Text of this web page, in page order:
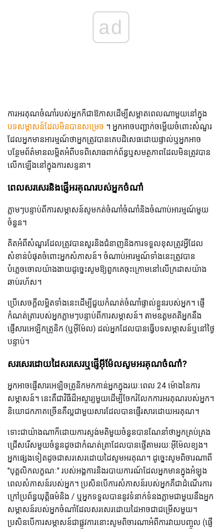
ad
ការអរគុណចំណាំរបស់អ្នកក៏ជាឱកាសដើម្បីសម្អាតពេលណាមួយនៅក្នុង
បទសម្ភាសន៍ដែលមិនបានសម្រេច ។ អ្នកអាចបញ្ជាក់ចម្លើយចំពោះសំណួរ
ដែលអ្នកមានអារម្មណ៍ថាអ្នកត្រូវបានគេបដិសេធដោយផ្ទាល់ឬអ្នកអាច
បន្ថែមព័ត៌មានលម្អិតអំពីបទពិសោធពាក់ព័ន្ធឬសមត្ថភាពដែលមិនត្រូវបាន
លើកឡើងនៅក្នុងការសន្ទនា។
ពេលសរសេរនិងផ្ញើអរគុណរបស់អ្នកចំណាំ
ភ្លាមៗបន្ទាប់ពីការសម្ភាសន៍សូមកត់ចំណាំចំណាំនិងចំណាប់អារម្មណ៍មួយ
ចំនួន។
គិតអំពីសំណួរដែលត្រូវបានសួរនិងជំនាញនិងការទទួលខុសត្រូវអ្វីដែល
សំខាន់បំផុតចំពោះអ្នកសំភាសន៍។ ចំណាប់អារម្មណ៍ទាំងនេះត្រូវបាន
បំភ្លេចចោលយ៉ាងងាយដូច្នេះសូមឱ្យពួកគេចុះក្រោមនៅលើក្រដាសយ៉ាង
ឆាប់រហ័ស។
ប្រើសេចក្ដីលម្អិតទាំងនេះដើម្បីជួយកំណត់ចំណាំផ្ទាល់ខ្លួនរបស់អ្នក។ ផ្ញើ
កំណត់ត្រារបស់អ្នកភ្លាមៗបន្ទាប់ពីការសម្ភាសន៍។ តាមឧត្ដមគតិអ្នកនឹង
ផ្ញើសារអេឡិកត្រូនិក (ឬអ៊ីម៉ែល) ដល់អ្នកដែលបានធ្វើបទសម្ភាសន៍ឬនៅថ្ងៃ
បន្ទាប់។
សរសេរដោយដៃសរសេរឬផ្ញើអ៊ីម៉ែលសូមអរគុណចំណាំ?
អ្នកអាចផ្ញើសារអេឡិចត្រូនិកមកកាន់អ្នកក្នុងរយៈពេល 24 ម៉ោងនៃការ
សម្ភាសន៍។ នេះគឺជាវិធីដ៏អស្ចារ្យមួយដើម្បីចែករំលែកការអរគុណរបស់អ្នក។
និយោជកភាគច្រើនគឺល្អជាមួយសារដែលបានផ្ញើរសារដោយអរគុណ។
ទោះជាយ៉ាងណាក៏ដោយការស្ទង់មតិមួយចំនួនបានណែនាំថាអ្នកគ្រប់គ្រង
ជ្រើសរើសមួយចំនួនដូចជាកំណត់ត្រាដែលបានផ្ញើតាមរយៈអ៊ីម៉ែលខ្យង។
អ្នកផ្សេងទៀតដូចជាសរសេរដោយដៃសូមអរគុណ។ ដូច្នេះសូមពិចារណាពី
"បុគ្គលិកលក្ខណៈ" របស់អង្គការនិងរបាយការណ៍ដែលអ្នកមានក្នុងអំឡុង
ពេលសំភាសន៍របស់អ្នក។ ប្រសិនបើការសំភាសន៍របស់អ្នកគឺជាដំណើរការ
ក្រៅប្រព័ន្ធយុត្តិធម៌និង / ឬអ្នកទទួលបាននូវទំនាក់ទំនងភ្លាមជាមួយនឹងអ្នក
សម្ភាសន៍របស់អ្នកចំណាំដែលសរសេរដោយដៃអាចជាជម្រើសមួយ។
ប្រសិនបើការសម្ភាសន៍ជាផ្លូវការនោះសូមពិចារណាអំពីការវាយបញ្ចូល (ផ្ញើ